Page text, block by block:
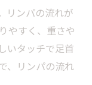
の特徴
を実感する方
クス体験
リンパの流れが
やすく、重さや
いタッチで足首
、リンパの流れ